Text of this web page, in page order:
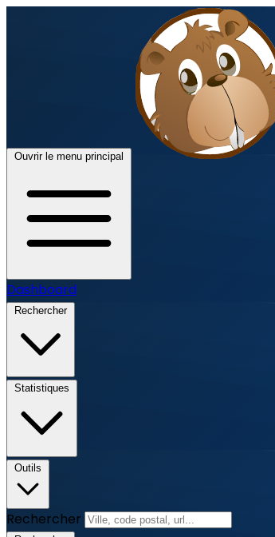
Ouvrir le menu principal
Dashboard
Rechercher
Statistiques
Outils
Rechercher